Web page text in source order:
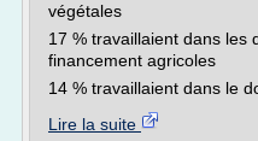
végétales
17 % travaillaient dans les
financement agricoles
14 % travaillaient dans le
Lire la suite